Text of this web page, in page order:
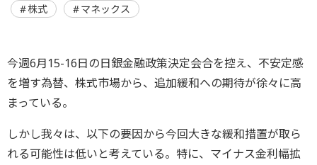
株式 マネックス
今週6月15-16日の日銀金融政策決定会合を控え、不安定感
を増す為替、株式市場から、追加緩和への期待が徐々に高
まっている。
しかし我々は、以下の要因から今回大きな緩和措置が取ら
れる可能性は低いと考えている。特に、マイナス金利幅拡